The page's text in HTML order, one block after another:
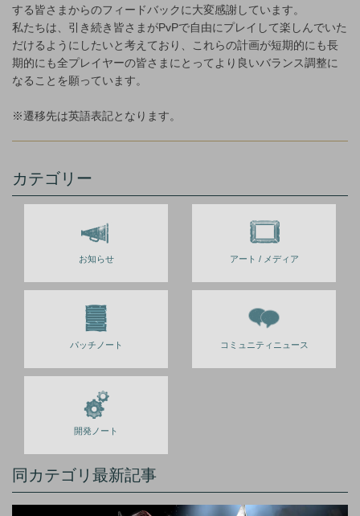
する皆さまからのフィードバックに大変感謝しています。
私たちは、引き続き皆さまがPvPで自由にプレイして楽しんでいた
だけるようにしたいと考えており、これらの計画が短期的にも長
期的にも全プレイヤーの皆さまにとってより良いバランス調整に
なることを願っています。
※遷移先は英語表記となります。
カテゴリー
お知らせ アート / メディア
パッチノート コミュニティニュース
開発ノート
同カテゴリ最新記事